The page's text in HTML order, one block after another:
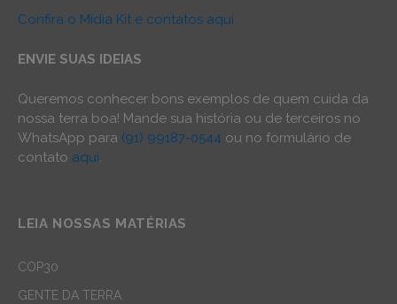
Confira o Mídia Kit e contatos aqui
ENVIE SUAS IDEIAS
Queremos conhecer bons exemplos de quem cuida da
nossa terra boa! Mande sua história ou de terceiros no
WhatsApp para (91) 99187-0544 ou no formulário de
contato aqui.
LEIA NOSSAS MATÉRIAS
COP30
GENTE DA TERRA